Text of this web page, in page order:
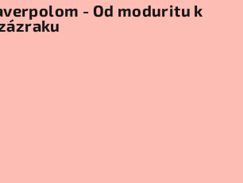
- Od moduritu k